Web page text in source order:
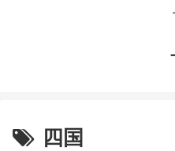
四国